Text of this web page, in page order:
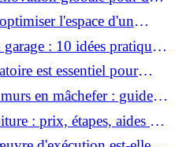
durables?l'espace d'un
?
: 10 idées pratiques
est essentiel pour
en mâchefer : guide
: prix, étapes, aides et